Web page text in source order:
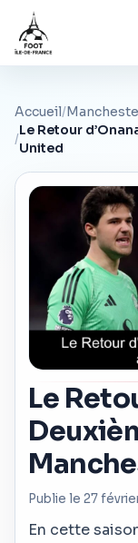
Accueil/
/
Le Retour
United
Le
Publie le 27
En cette